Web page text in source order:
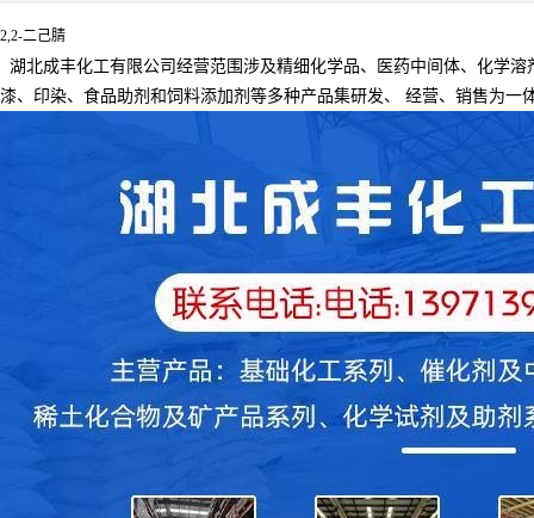
2,2-二己腈
湖北成丰化工有限公司经营范围涉及精细化学品、医药中间体、化学
漆、印染、食品助剂和饲料添加剂等多种产品集研发、
经营、销售为一